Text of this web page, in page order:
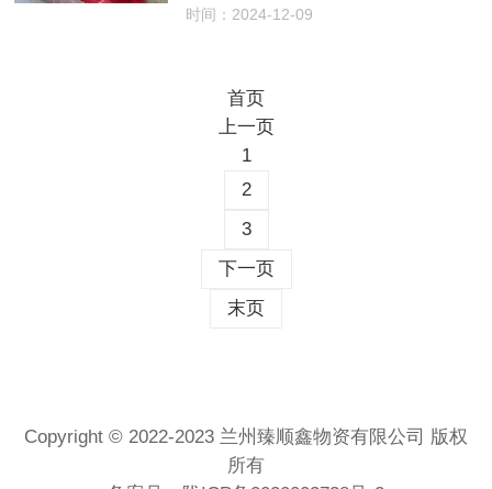
时间：2024-12-09
首页
上一页
1
2
3
下一页
末页
Copyright © 2022-2023 兰州臻顺鑫物资有限公司 版权
所有